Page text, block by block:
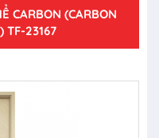
CARBON (CARBON
TF-23167